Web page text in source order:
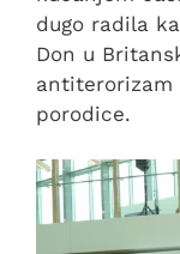
dugo radila
Don u
antiterorizam
porodice.